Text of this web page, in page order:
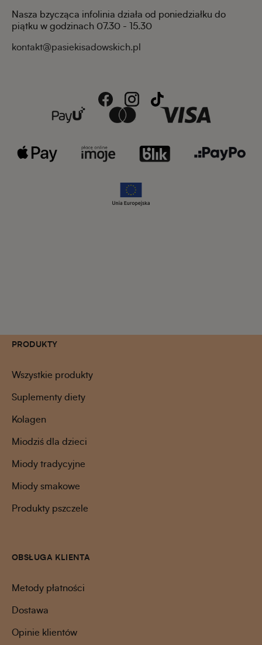
Nasza bzycząca infolinia działa od poniedziałku do
piątku w godzinach 07.30 - 15.30
kontakt@pasiekisadowskich.pl
PRODUKTY
Wszystkie produkty
Suplementy diety
Kolagen
Miodziś dla dzieci
Miody tradycyjne
Miody smakowe
Produkty pszczele
OBSŁUGA KLIENTA
Metody płatności
Dostawa
Opinie klientów